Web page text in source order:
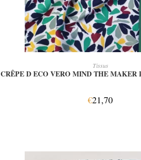
AJOUTER AU PANIER
Tissus
CRÊPE D ECO VERO MIND THE MAKER
€21,70